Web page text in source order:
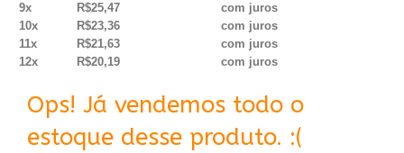
9x
R$25,47
com juros
10x
R$23,36
com juros
11x
R$21,63
com juros
12x
R$20,19 com juros
Ops! Já vendemos todo o
estoque desse produto. :(